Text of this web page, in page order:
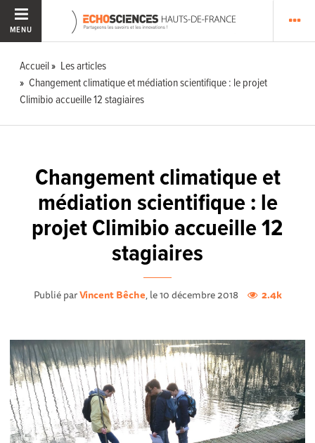
MENU
Accueil
Les articles
Changement climatique et médiation scientifique : le projet
Climibio accueille 12 stagiaires
Changement climatique et
médiation scientifique : le
projet Climibio accueille 12
stagiaires
Publié parVincent Bêche, le 10 décembre 2018 2.4k